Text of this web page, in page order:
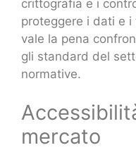
crittografia e i
proteggere i dati e
vale la pena
gli standard del
normative.
mercato